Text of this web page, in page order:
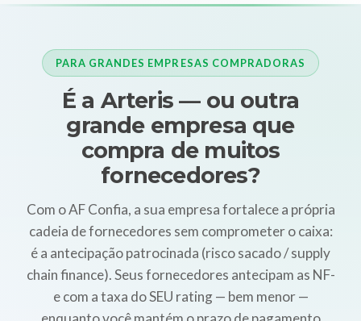
PARA GRANDES EMPRESAS COMPRADORAS
É a Arteris — ou outra
grande empresa que
compra de muitos
fornecedores?
Com o AF Confia, a sua empresa fortalece a própria
cadeia de fornecedores sem comprometer o caixa:
é a antecipação patrocinada (risco sacado / supply
chain finance). Seus fornecedores antecipam as NF-
e com a taxa do SEU rating — bem menor —